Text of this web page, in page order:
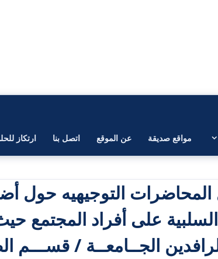
مواقع صديقة عن الموقع اتصل بنا ارتكاز
المحاضرات التوجيهيه حول
السلبية على أفراد المجتمع
الرافدين الجــامعــة / قســـم